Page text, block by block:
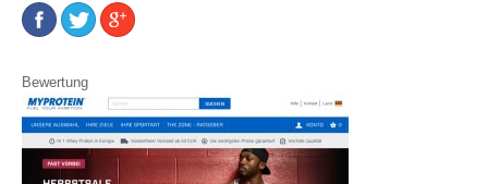
Bewertung